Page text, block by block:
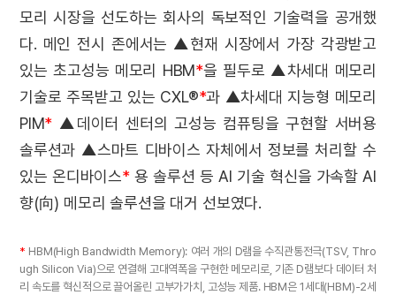
모리 시장을 선도하는 회사의 독보적인 기술력을 공개했
다. 메인 전시 존에서는 ▲현재 시장에서 가장 각광받고
있는 초고성능 메모리 HBM*을 필두로 ▲차세대 메모리
기술로 주목받고 있는 CXL®*과 ▲차세대 지능형 메모리
PIM* ▲데이터 센터의 고성능 컴퓨팅을 구현할 서버용
솔루션과 ▲스마트 디바이스 자체에서 정보를 처리할 수
있는 온디바이스*용 솔루션 등 AI 기술 혁신을 가속할 AI
향(向) 메모리 솔루션을 대거 선보였다.
* HBM(High Bandwidth Memory): 여러 개의 D램을 수직관통전극(TSV, Thro
ugh Silicon Via)으로 연결해 고대역폭을 구현한 메모리로, 기존 D램보다 데이터 처
리 속도를 혁신적으로 끌어올린 고부가가치, 고성능 제품. HBM은 1세대(HBM)-2세